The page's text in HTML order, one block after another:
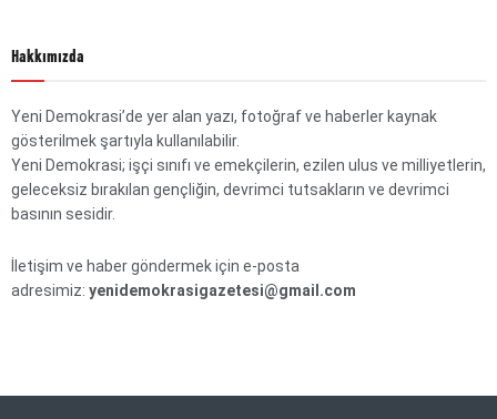
Hakkımızda
Yeni Demokrasi’de yer alan yazı, fotoğraf ve haberler kaynak
gösterilmek şartıyla kullanılabilir.
Yeni Demokrasi; işçi sınıfı ve emekçilerin, ezilen ulus ve milliyetlerin,
geleceksiz bırakılan gençliğin, devrimci tutsakların ve devrimci
basının sesidir.
İletişim ve haber göndermek için e-posta
adresimiz: yenidemokrasigazetesi@gmail.com